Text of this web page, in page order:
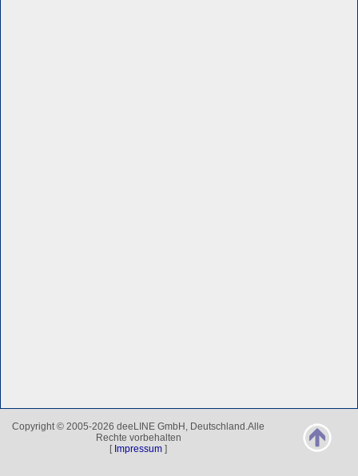
Copyright © 2005-2026 deeLINE GmbH, Deutschland.Alle
Rechte vorbehalten
[ Impressum ]